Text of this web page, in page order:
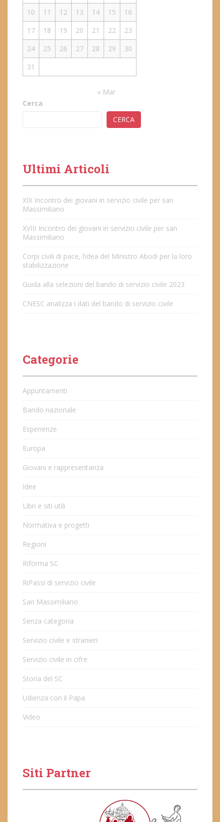
10 11 12 13 14 15
16
17
18 19 20 21 22
23
24
25 26 27 28 29
30
31
« Mar
Cerca
CERCA
Ultimi Articoli
XIX Incontro dei giovani in servizio civile per san
Massimiliano
XVIII Incontro dei giovani in servizio civile per san
Massimiliano
Corpi civili di pace, l’idea del Ministro Abodi per la loro
stabilizzazione
Guida alla selezioni del bando di servizio civile 2023
CNESC analizza i dati del bando di servizio civile
Categorie
Appuntamenti
Bando nazionale
Esperienze
Europa
Giovani e rappresentanza
Idee
Libri e siti utili
Normativa e progetti
Regioni
Riforma SC
RiPassi di servizio civile
San Massimiliano
Senza categoria
Servizio civile e stranieri
Servizio civile in cifre
Storia del SC
Udienza con il Papa
Video
Siti Partner